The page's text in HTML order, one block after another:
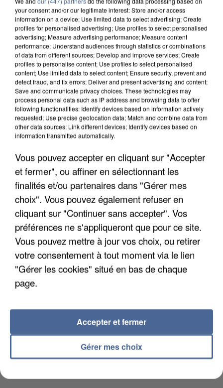
DE FAUNE SAUVAGE SONT...
L’UN DES FONDATEURS SUPPOSÉS DE LA DZ
MAFIA INTERPELLÉ EN ALGÉRIE
your consent and/or our legitimate interest: Store and/or access
information on a device; Use limited data to select advertising; Create
profiles for personalised advertising; Use profiles to select personalised
advertising; Measure advertising performance; Measure content
performance; Understand audiences through statistics or combinations
of data from different sources; Develop and improve services; Create
profiles to personalise content; Use profiles to select personalised
content; Use limited data to select content; Ensure security, prevent and
detect fraud, and fix errors; Deliver and present advertising and content;
Save and communicate privacy choices. These technologies may
process personal data such as IP address and browsing data to offer
following functionalities: Identify devices based on information actively
requested; Use precise geolocation data; Match and combine data from
other data sources; Link different devices; Identify devices based on
information transmitted automatically.
Vous pouvez accepter en cliquant sur "Accepter
et fermer", ou affiner en sélectionnant les
finalités et/ou partenaires dans "Gérer mes
choix". Vous pouvez également refuser en
cliquant sur "Continuer sans accepter". Vos
préférences ne s'appliqueront que pour ce site.
Vous pouvez mettre à jour vos choix, ou retirer
votre consentement à tout moment via le lien
"Gérer les cookies" situé en bas de chaque
page.
Gérer mes choix
Accepter et fermer